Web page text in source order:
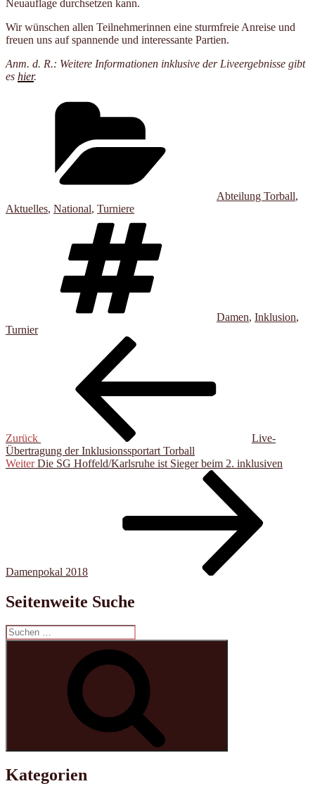
Neuauflage durchsetzen kann.
Wir wünschen allen Teilnehmerinnen eine sturmfreie Anreise und
freuen uns auf spannende und interessante Partien.
Anm. d. R.: Weitere Informationen inklusive der Liveergebnisse gibt
es hier.
Abteilung Torball,
Aktuelles, National, Turniere
Damen, Inklusion,
Turnier
Beitragsnavigation
Zurück
Live-
Übertragung der Inklusionssportart Torball
Nächster
Weiter Die SG Hoffeld/Karlsruhe ist Sieger beim 2. inklusiven
Damenpokal 2018
Seitenweite Suche
Suche
nach:
Kategorien